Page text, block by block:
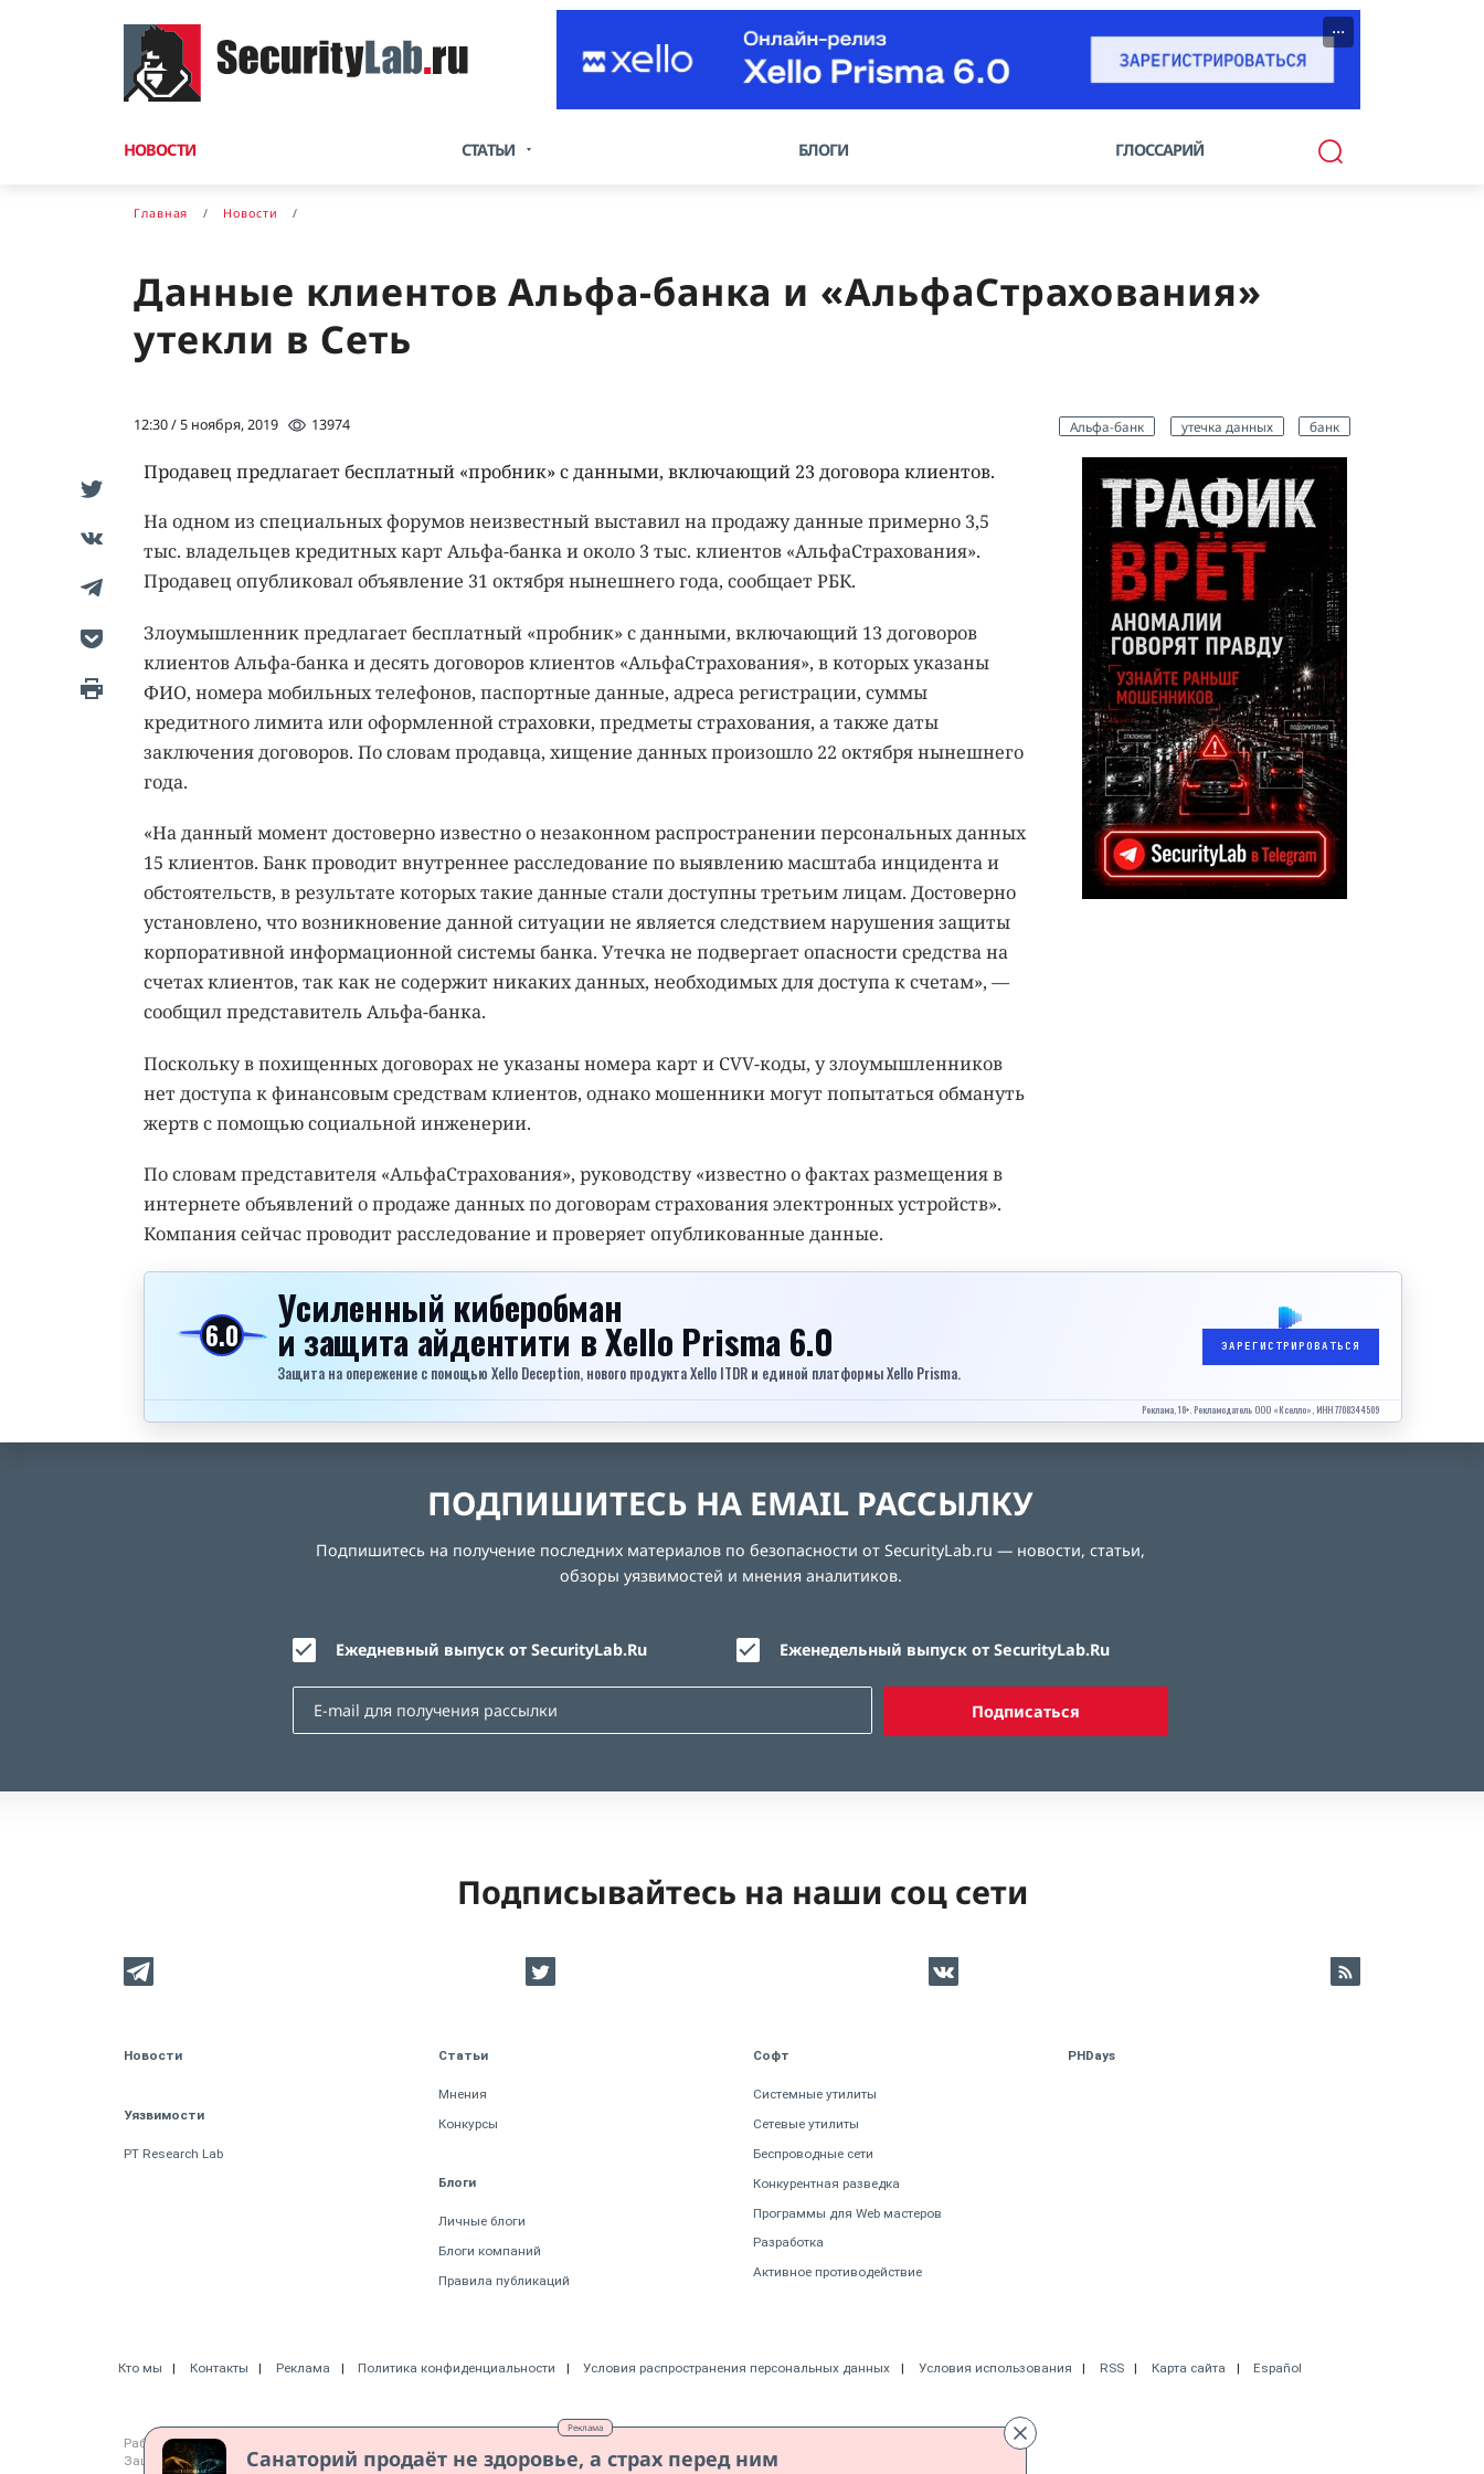
···
НОВОСТИ СТАТЬИ БЛОГИ ГЛОССАРИЙ
Реклама
Санаторий продаёт не здоровье, а страх перед ним
Главная Новости
Данные клиентов Альфа-банка и «АльфаСтрахования»
утекли в Сеть
12:30 / 5 ноября, 2019 13974 Альфа-банк утечка данных банк
Продавец предлагает бесплатный «пробник» с данными, включающий 23 договора клиентов.
На одном из специальных форумов неизвестный выставил на продажу данные примерно 3,5
тыс. владельцев кредитных карт Альфа-банка и около 3 тыс. клиентов «АльфаСтрахования».
Продавец опубликовал объявление 31 октября нынешнего года, сообщает РБК.
Злоумышленник предлагает бесплатный «пробник» с данными, включающий 13 договоров
клиентов Альфа-банка и десять договоров клиентов «АльфаСтрахования», в которых указаны
ФИО, номера мобильных телефонов, паспортные данные, адреса регистрации, суммы
кредитного лимита или оформленной страховки, предметы страхования, а также даты
заключения договоров. По словам продавца, хищение данных произошло 22 октября нынешнего
года.
«На данный момент достоверно известно о незаконном распространении персональных данных
15 клиентов. Банк проводит внутреннее расследование по выявлению масштаба инцидента и
обстоятельств, в результате которых такие данные стали доступны третьим лицам. Достоверно
установлено, что возникновение данной ситуации не является следствием нарушения защиты
корпоративной информационной системы банка. Утечка не подвергает опасности средства на
счетах клиентов, так как не содержит никаких данных, необходимых для доступа к счетам», —
сообщил представитель Альфа-банка.
Поскольку в похищенных договорах не указаны номера карт и CVV-коды, у злоумышленников
нет доступа к финансовым средствам клиентов, однако мошенники могут попытаться обмануть
жертв с помощью социальной инженерии.
По словам представителя «АльфаСтрахования», руководству «известно о фактах размещения в
интернете объявлений о продаже данных по договорам страхования электронных устройств».
Компания сейчас проводит расследование и проверяет опубликованные данные.
6.0
Усиленный киберобман
и защита айдентити в Xello Prisma 6.0
Защита на опережение с помощью Xello Deception, нового продукта Xello ITDR и единой платформы Xello Prisma.
ЗАРЕГИСТРИРОВАТЬСЯ
Реклама, 18+. Рекламодатель ООО «Кселло», ИНН 7708344509
ПОДПИШИТЕСЬ НА EMAIL РАССЫЛКУ
Подпишитесь на получение последних материалов по безопасности от SecurityLab.ru — новости, статьи,
обзоры уязвимостей и мнения аналитиков.
Ежедневный выпуск от SecurityLab.Ru Еженедельный выпуск от SecurityLab.Ru
Подписаться
Подписывайтесь на наши соц сети
Новости
Уязвимости
PT Research Lab
Статьи
Мнения
Конкурсы
Блоги
Личные блоги
Блоги компаний
Правила публикаций
Софт
Системные утилиты
Сетевые утилиты
Беспроводные сети
Конкурентная разведка
Программы для Web мастеров
Разработка
Активное противодействие
PHDays
Кто мы Контакты Реклама Политика конфиденциальности Условия распространения персональных данных Условия использования RSS Карта сайта Español
Работает на CMS "1С-Битрикс: Управление сайтом"
Защищено CURATOR